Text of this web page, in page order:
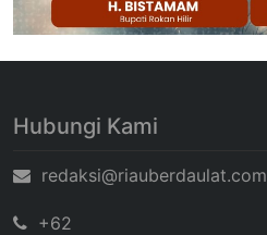
Hubungi Kami
redaksi@riauberdaulat.com
+62